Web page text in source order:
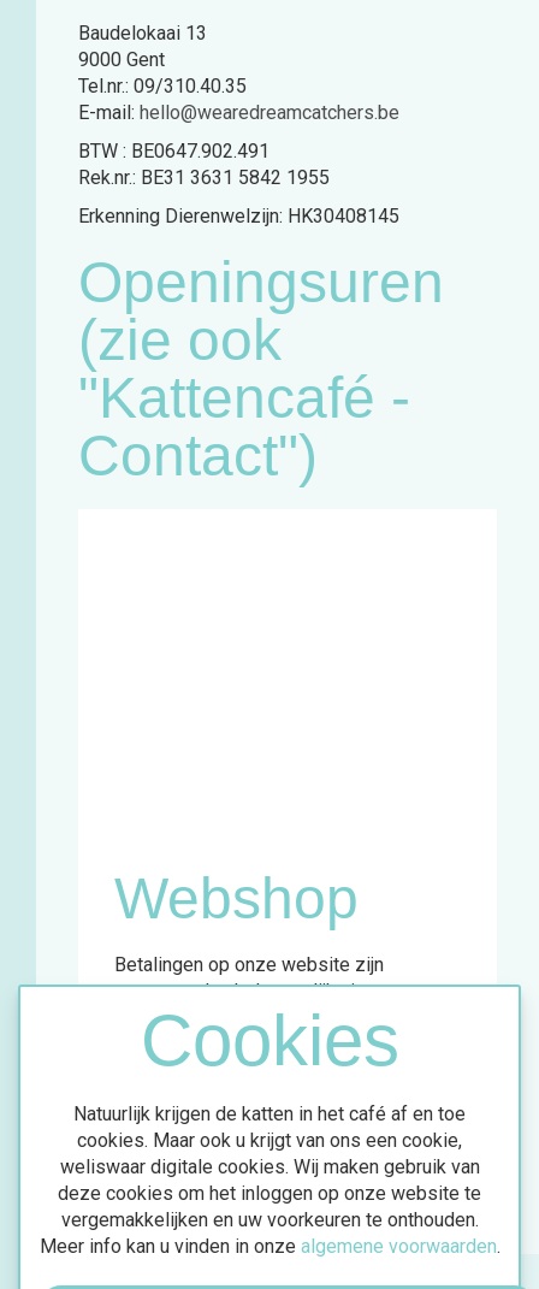
Cookies
Natuurlijk krijgen de katten in het café af en toe
cookies. Maar ook u krijgt van ons een cookie,
weliswaar digitale cookies. Wij maken gebruik van
deze cookies om het inloggen op onze website te
vergemakkelijken en uw voorkeuren te onthouden.
Meer info kan u vinden in onze algemene voorwaarden.
Baudelokaai 13
9000 Gent
Tel.nr.: 09/310.40.35
E-mail: hello@wearedreamcatchers.be
BTW : BE0647.902.491
Rek.nr.: BE31 3631 5842 1955
Erkenning Dierenwelzijn: HK30408145
Openingsuren
(zie ook
"Kattencafé -
Contact")
Webshop
Betalingen op onze website zijn
momenteel enkel mogelijk via
overschrijving.
Meer info vind je in de bevestigingsmail
van jouw aankoop.